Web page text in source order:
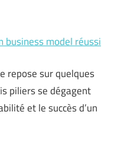
business model réussi
repose sur quelques
piliers se dégagent
et le succès d’un